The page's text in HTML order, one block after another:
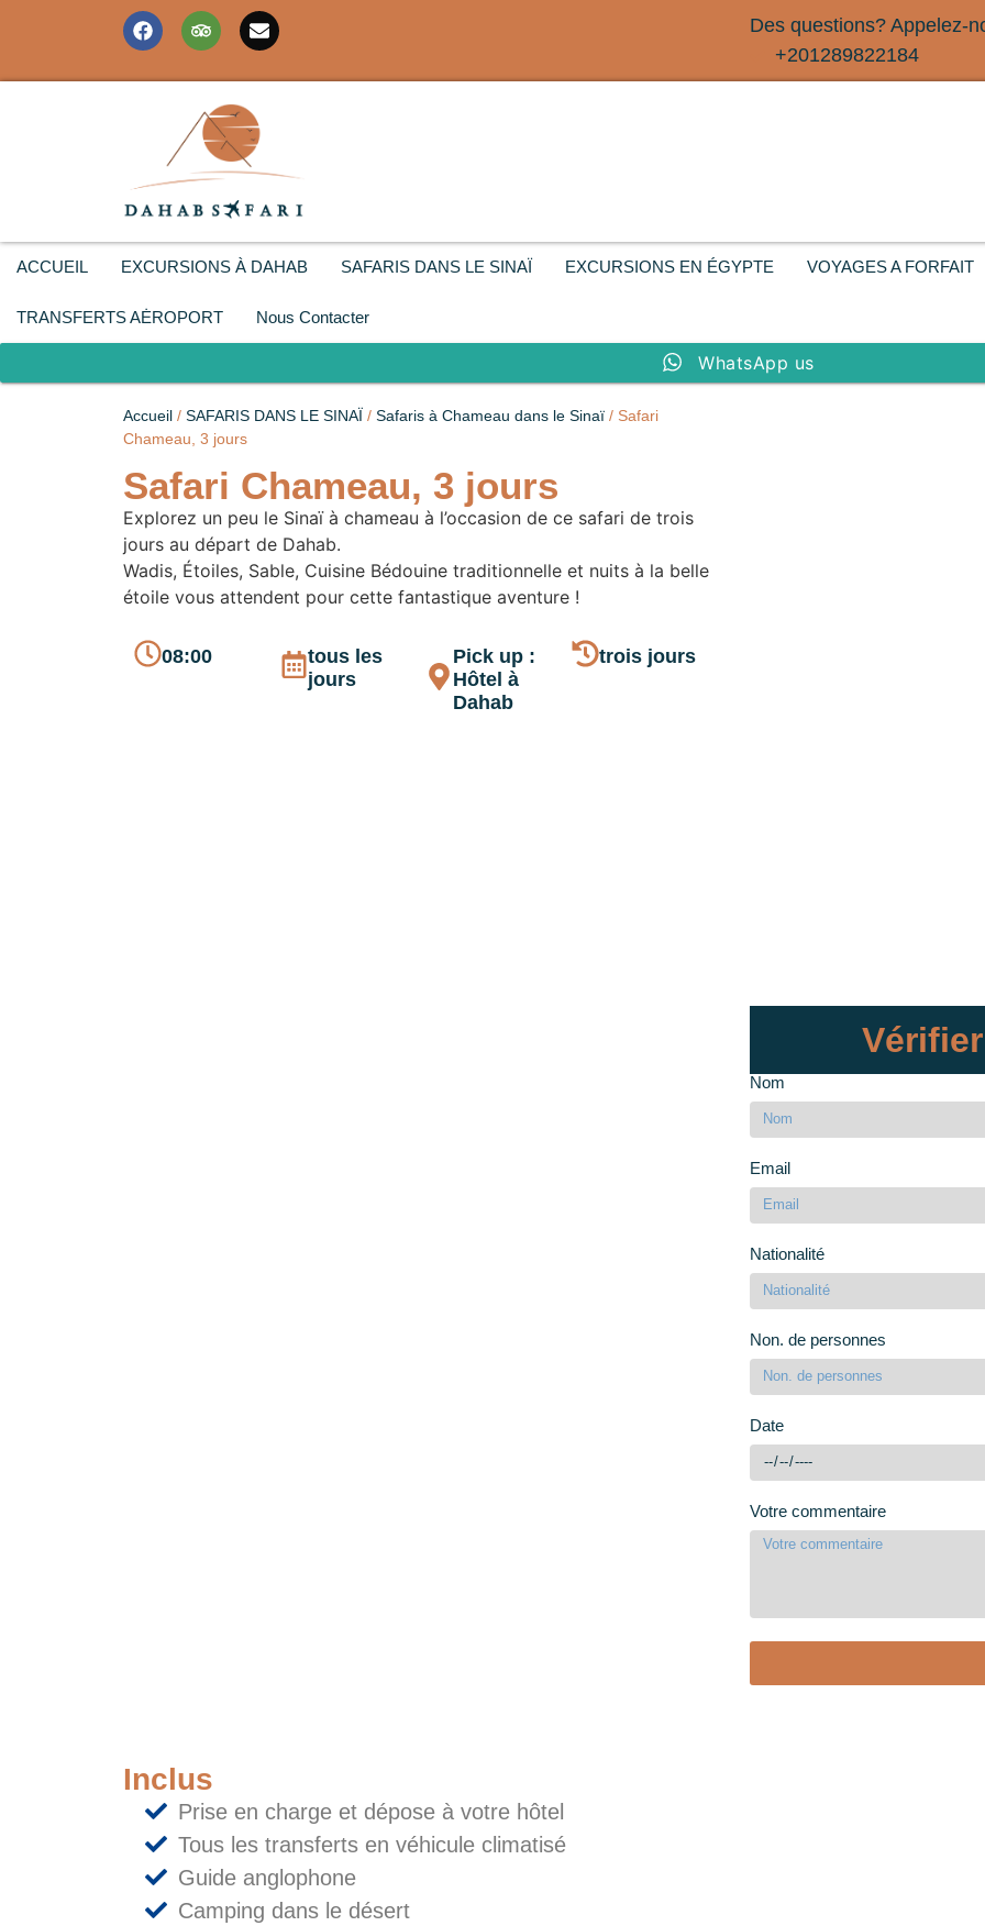
Des questions? Appelez-
+201289822184
ACCUEIL EXCURSIONS À DAHAB SAFARIS DANS LE SINAÏ EXCURSIONS EN ÉGYPTE VOYAGES A FORFAIT
TRANSFERTS AĖROPORT Nous Contacter
WhatsApp us
Accueil / SAFARIS DANS LE SINAÏ / Safaris à Chameau dans le Sinaï / Safari
Chameau, 3 jours
Safari Chameau, 3 jours
Explorez un peu le Sinaï à chameau à l’occasion de ce safari de trois
jours au départ de Dahab.
Wadis, Étoiles, Sable, Cuisine Bédouine traditionnelle et nuits à la belle
étoile vous attendent pour cette fantastique aventure !
08:00
tous les
jours
Pick up :
Hôtel à
Dahab
trois jours
Nom
Email
Nationalité
Non. de personnes
Date
Votre commentaire
Inclus
Prise en charge et dépose à votre hôtel
Tous les transferts en véhicule climatisé
Guide anglophone
Camping dans le désert